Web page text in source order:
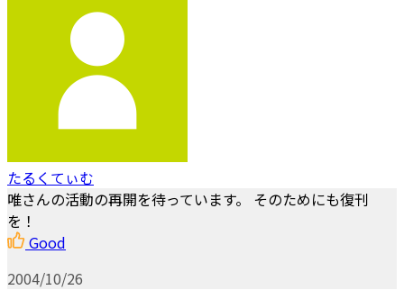
たるくてぃむ
唯さんの活動の再開を待っています。 そのためにも復刊
を！
Good
2004/10/26